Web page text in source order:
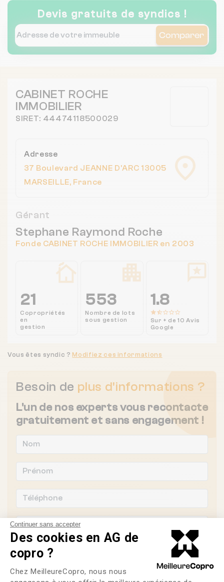
Continuer sans accepter
Des cookies en AG de
copro ?
Plateforme de Gestion du
Chez MeilleureCopro, nous nous
Devis gratuits de syndics !
Comparer
CABINET ROCHE
IMMOBILIER
SIRET: 44474118500029
Adresse
37 Boulevard JEANNE D'ARC 13005
MARSEILLE, France
Gérant
Stephane Raymond Roche
Fonde CABINET ROCHE IMMOBILIER en 2003
21
Copropriétés
en
gestion
553
Nombre de lots
sous gestion
1.8
Sur + de 10 Avis
Google
Besoin de plus d'informations ?
L'un de nos experts vous recontacte
gratuitement et sans engagement !
Souhaitez-vous changer de syndic ?
Vous êtes syndic ? Modifiez ces informations